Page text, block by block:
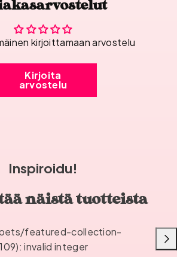
kirjoittamaan arvostelu
Kirjoita
arvostelu
Inspiroidu!
näistä tuotteista
featured-collection-
invalid integer